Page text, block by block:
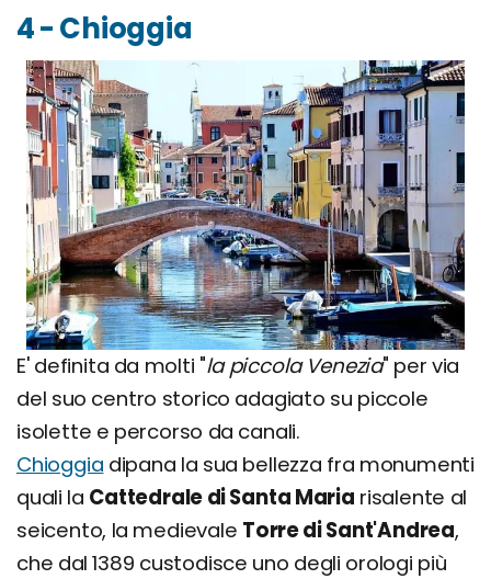
4 - Chioggia
E' definita da molti "la piccola Venezia" per via
del suo centro storico adagiato su piccole
isolette e percorso da canali.
Chioggia dipana la sua bellezza fra monumenti
quali la Cattedrale di Santa Maria risalente al
seicento, la medievale Torre di Sant'Andrea,
che dal 1389 custodisce uno degli orologi più